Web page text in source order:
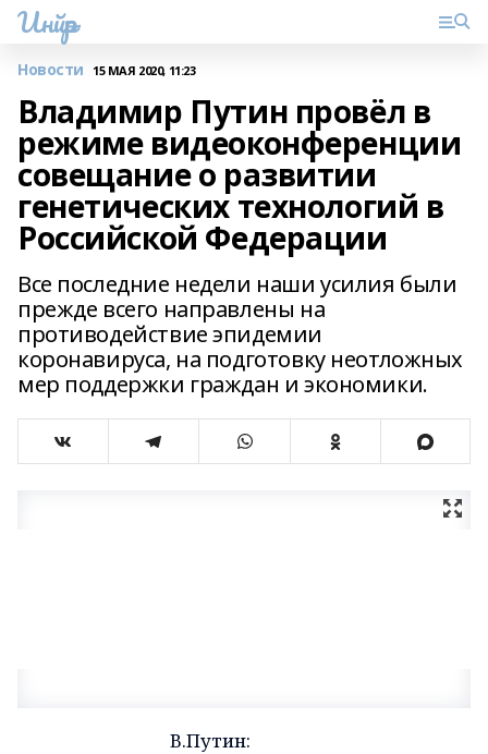
Инйәр
Новости 15 МАЯ 2020, 11:23
Владимир Путин провёл в
режиме видеоконференции
совещание о развитии
генетических технологий в
Российской Федерации
Все последние недели наши усилия были
прежде всего направлены на
противодействие эпидемии
коронавируса, на подготовку неотложных
мер поддержки граждан и экономики.
В.Путин: